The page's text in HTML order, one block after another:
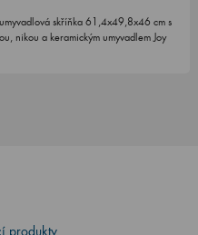
skříňka 61,4x49,8x46 cm s
nikou a keramickým umyvadlem Joy
produkty